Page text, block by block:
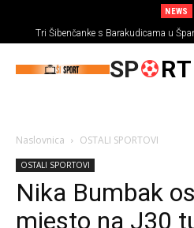
NEWS
Tri Šibenčanke s Barakudicama u
Europskog
SP
Naslovnica OSTALI SPORTOVI
OSTALI SPORTOVI
Nika Bumbak
mjesto na J30